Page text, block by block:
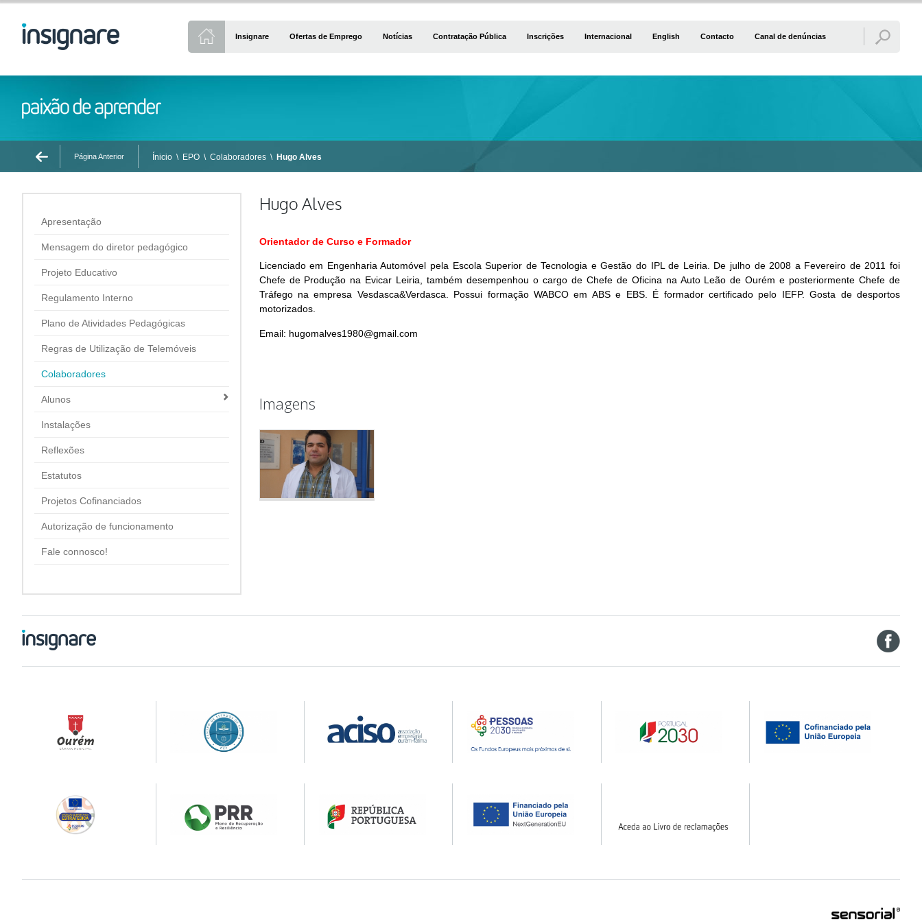
Insignare Ofertas de Emprego Notícias Contratação Pública Inscrições Internacional English Contacto Canal de denúncias
Página Anterior Ínicio \ EPO \ Colaboradores \ Hugo Alves
Apresentação
Mensagem do diretor pedagógico
Projeto Educativo
Regulamento Interno
Plano de Atividades Pedagógicas
Regras de Utilização de Telemóveis
Colaboradores
Alunos
Instalações
Reflexões
Estatutos
Projetos Cofinanciados
Autorização de funcionamento
Fale connosco!
Hugo Alves
Orientador de Curso e Formador
Licenciado em Engenharia Automóvel pela Escola Superior de Tecnologia e Gestão do IPL de Leiria. De julho de 2008 a Fevereiro de 2011 foi
Chefe de Produção na Evicar Leiria, também desempenhou o cargo de Chefe de Oficina na Auto Leão de Ourém e posteriormente Chefe de
Tráfego na empresa Vesdasca&Verdasca. Possui formação WABCO em ABS e EBS. É formador certificado pelo IEFP. Gosta de desportos
motorizados.
Email: hugomalves1980@gmail.com
Imagens